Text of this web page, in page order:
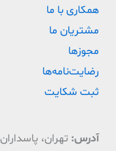
همکاری با ما
مشتریان ما
مجوزها
رضایت‌نامه‌ها
ثبت شکایت
آدرس: